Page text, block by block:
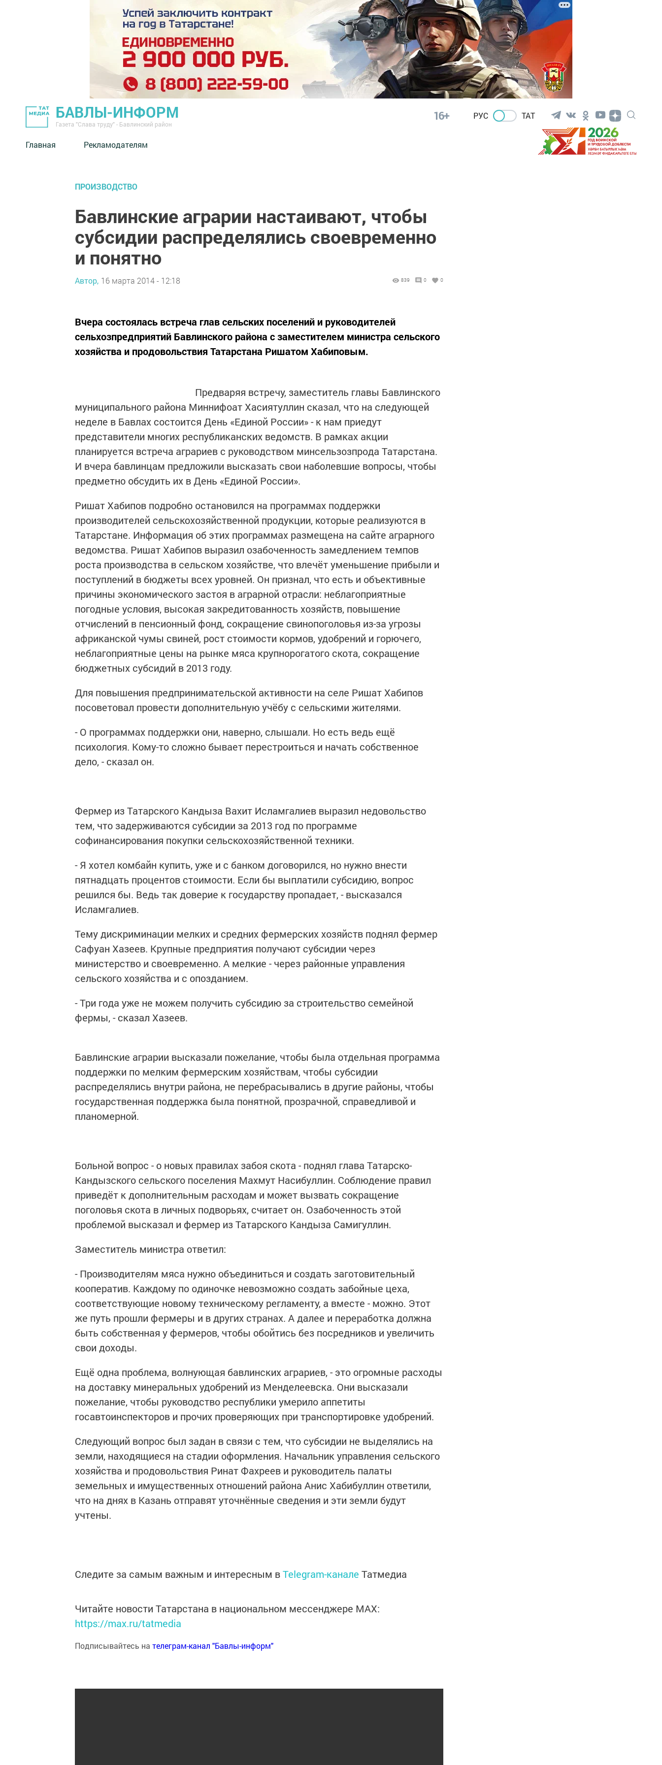
БАВЛЫ-ИНФОРМ
Газета "Слава труду" - Бавлинский район
16+ РУС ТАТ
Главная Рекламодателям
ПРОИЗВОДСТВО
Бавлинские аграрии настаивают, чтобы
субсидии распределялись своевременно
и понятно
Автор, 16 марта 2014 - 12:18 839 0 0
Вчера состоялась встреча глав сельских поселений и руководителей
сельхозпредприятий Бавлинского района с заместителем министра сельского
хозяйства и продовольствия Татарстана Ришатом Хабиповым.
Предваряя встречу, заместитель главы Бавлинского
муниципального района Миннифоат Хасиятуллин сказал, что на следующей
неделе в Бавлах состоится День «Единой России» - к нам приедут
представители многих республиканских ведомств. В рамках акции
планируется встреча аграриев с руководством минсельзозпрода Татарстана.
И вчера бавлинцам предложили высказать свои наболевшие вопросы, чтобы
предметно обсудить их в День «Единой России».
Ришат Хабипов подробно остановился на программах поддержки
производителей сельскохозяйственной продукции, которые реализуются в
Татарстане. Информация об этих программах размещена на сайте аграрного
ведомства. Ришат Хабипов выразил озабоченность замедлением темпов
роста производства в сельском хозяйстве, что влечёт уменьшение прибыли и
поступлений в бюджеты всех уровней. Он признал, что есть и объективные
причины экономического застоя в аграрной отрасли: неблагоприятные
погодные условия, высокая закредитованность хозяйств, повышение
отчислений в пенсионный фонд, сокращение свинопоголовья из-за угрозы
африканской чумы свиней, рост стоимости кормов, удобрений и горючего,
неблагоприятные цены на рынке мяса крупнорогатого скота, сокращение
бюджетных субсидий в 2013 году.
Для повышения предпринимательской активности на селе Ришат Хабипов
посоветовал провести дополнительную учёбу с сельскими жителями.
- О программах поддержки они, наверно, слышали. Но есть ведь ещё
психология. Кому-то сложно бывает перестроиться и начать собственное
дело, - сказал он.
Фермер из Татарского Кандыза Вахит Исламгалиев выразил недовольство
тем, что задерживаются субсидии за 2013 год по программе
софинансирования покупки сельскохозяйственной техники.
- Я хотел комбайн купить, уже и с банком договорился, но нужно внести
пятнадцать процентов стоимости. Если бы выплатили субсидию, вопрос
решился бы. Ведь так доверие к государству пропадает, - высказался
Исламгалиев.
Тему дискриминации мелких и средних фермерских хозяйств поднял фермер
Сафуан Хазеев. Крупные предприятия получают субсидии через
министерство и своевременно. А мелкие - через районные управления
сельского хозяйства и с опозданием.
- Три года уже не можем получить субсидию за строительство семейной
фермы, - сказал Хазеев.
Бавлинские аграрии высказали пожелание, чтобы была отдельная программа
поддержки по мелким фермерским хозяйствам, чтобы субсидии
распределялись внутри района, не перебрасывались в другие районы, чтобы
государственная поддержка была понятной, прозрачной, справедливой и
планомерной.
Больной вопрос - о новых правилах забоя скота - поднял глава Татарско-
Кандызского сельского поселения Махмут Насибуллин. Соблюдение правил
приведёт к дополнительным расходам и может вызвать сокращение
поголовья скота в личных подворьях, считает он. Озабоченность этой
проблемой высказал и фермер из Татарского Кандыза Самигуллин.
Заместитель министра ответил:
- Производителям мяса нужно объединиться и создать заготовительный
кооператив. Каждому по одиночке невозможно создать забойные цеха,
соответствующие новому техническому регламенту, а вместе - можно. Этот
же путь прошли фермеры и в других странах. А далее и переработка должна
быть собственная у фермеров, чтобы обойтись без посредников и увеличить
свои доходы.
Ещё одна проблема, волнующая бавлинских аграриев, - это огромные расходы
на доставку минеральных удобрений из Менделеевска. Они высказали
пожелание, чтобы руководство республики умерило аппетиты
госавтоинспекторов и прочих проверяющих при транспортировке удобрений.
Следующий вопрос был задан в связи с тем, что субсидии не выделялись на
земли, находящиеся на стадии оформления. Начальник управления сельского
хозяйства и продовольствия Ринат Фахреев и руководитель палаты
земельных и имущественных отношений района Анис Хабибуллин ответили,
что на днях в Казань отправят уточнённые сведения и эти земли будут
учтены.
Следите за самым важным и интересным вTelegram-канале Татмедиа
Читайте новости Татарстана в национальном мессенджере MАХ:
https://max.ru/tatmedia
Подписывайтесь на телеграм-канал "Бавлы-информ"